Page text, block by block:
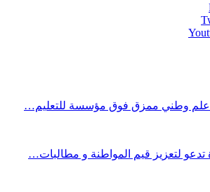
وطني ممزق فوق مؤسسة للتعليم…
لتعزيز قيم المواطنة و مطالبات…